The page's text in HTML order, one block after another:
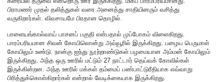
பிராமணர் முதல் தலித்துகள் வரை அனைத்து சாதியினரும் வசித்து
வருகிறார்கள். விவசாயமே பிரதான தொழில்.
பாளையங்கால்வாய் பாசனப் பகுதி என்பதால் முப்போகம் விளைகிறது.
பாரம்பரியமான சிவன் கோயிலொன்று அவ்வூரில் இருக்கிறது. பழைய பெருமாள்
கோயிலும் உண்டு. நான்கு ஐந்து நூற்றாண்டுகள் பழமையான அம்மன் கோயிலும்
இருக்கிறது. அந்த ஒரு ஊரில் மட்டும் 27 நாட்டார் தெய்வக் கோவில்கள்
இருக்கின்றன. அந்த ஊரில் மக்கள் தம்மைப் பண்பாட்டுரீதியாக எவ்வாறு
பிரித்துக்கொள்கிறார்கள் என்றால் வேடிக்கையாக இருக்கிறது.